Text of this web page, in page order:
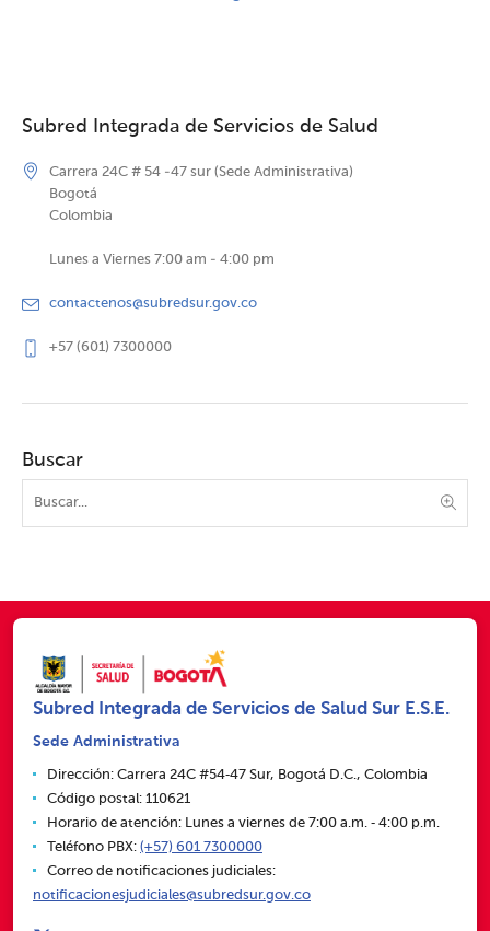
Subred Integrada de Servicios de Salud
Carrera 24C # 54 -47 sur (Sede Administrativa)
Bogotá
Colombia
Lunes a Viernes 7:00 am - 4:00 pm
contactenos@subredsur.gov.co
+57 (601) 7300000
Buscar
Subred Integrada de Servicios de Salud Sur E.S.E.
Sede Administrativa
Dirección: Carrera 24C #54‑47 Sur, Bogotá D.C., Colombia
Código postal: 110621
Horario de atención: Lunes a viernes de 7:00 a.m. ‑ 4:00 p.m.
Teléfono PBX: (+57) 601 7300000
Correo de notificaciones judiciales:
notificacionesjudiciales@subredsur.gov.co